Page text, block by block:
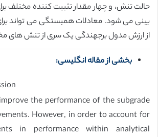
حالت تنش، و چهار مقدار تثبیت کننده مختلف
بینی می شود. معادلات همبستگی می تواند
از ارزش مدول برجهندگی یک سری از تنش های
بخشی از مقاله انگلیسی:
the performance of the subgrade
However, in order to account for
in performance within analytical